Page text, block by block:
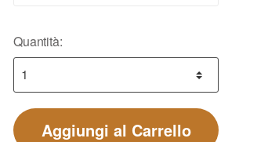
Quantità:
Aggiungi al Carrello